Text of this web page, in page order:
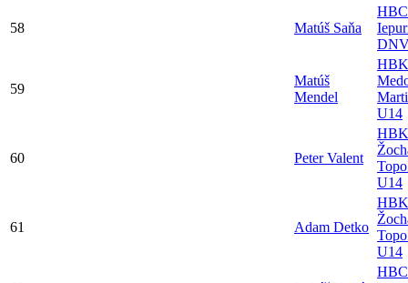
58 Matúš Saňa
HBC
59
Matúš
Mendel
HBK
U14
60 Peter Valent
HBK
U14
61 Adam Detko
HBK
U14
HBC